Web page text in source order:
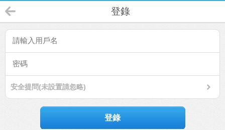
登錄
安全提問(未設置請忽略)
登錄